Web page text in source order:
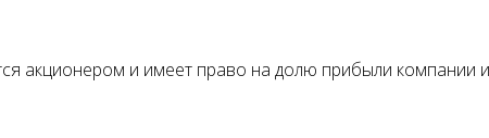
акционером и имеет право на долю прибыли компании